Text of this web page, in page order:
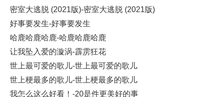
密室大逃脱 (2021版)-密室大逃脱 (2021版)
好事要发生-好事要发生
哈鹿哈鹿哈鹿-哈鹿哈鹿哈鹿
让我坠入爱的漩涡-霹雳狂花
世上最可爱的歌儿-世上最可爱的歌儿
世上梗最多的歌儿-世上梗最多的歌儿
我怎么这么好看！-20是件更美好的事